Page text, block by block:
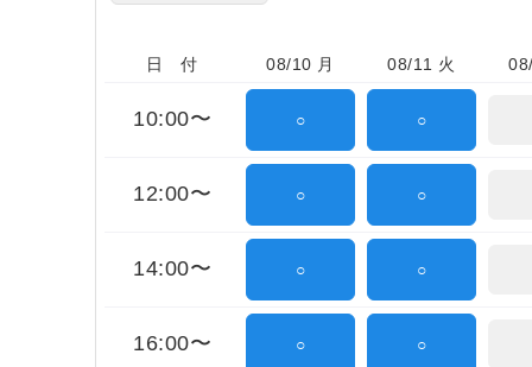
日 付 08/10 月 08/11 火
10:00〜 ○ ○
12:00〜 ○ ○
14:00〜 ○ ○
16:00〜 ○ ○